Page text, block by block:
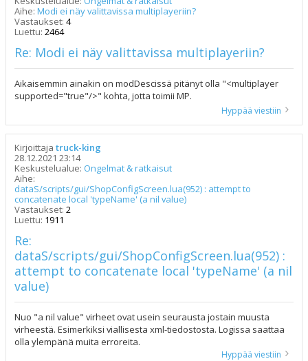
Aihe: Modi ei näy valittavissa multiplayeriin?
Vastaukset: 4
Luettu: 2464
Re: Modi ei näy valittavissa multiplayeriin?
Aikaisemmin ainakin on modDescissä pitänyt olla "<multiplayer
supported="true"/>" kohta, jotta toimii MP.
Hyppää viestiin
Kirjoittaja truck-king
28.12.2021 23:14
Keskustelualue: Ongelmat & ratkaisut
Aihe:
dataS/scripts/gui/ShopConfigScreen.lua(952) : attempt to
concatenate local 'typeName' (a nil value)
Vastaukset: 2
Luettu: 1911
Re:
dataS/scripts/gui/ShopConfigScreen.lua(952) :
attempt to concatenate local 'typeName' (a nil
value)
Nuo "a nil value" virheet ovat usein seurausta jostain muusta
virheestä. Esimerkiksi viallisesta xml-tiedostosta. Logissa saattaa
olla ylempänä muita erroreita.
Hyppää viestiin